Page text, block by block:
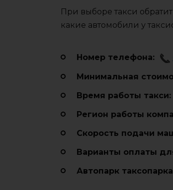
При выборе такси
какие автомобили у
Номер телефона:
Минимальная
Время работы такси:
Регион работы
Cкорость подачи
Варианты оплаты
Автопарк